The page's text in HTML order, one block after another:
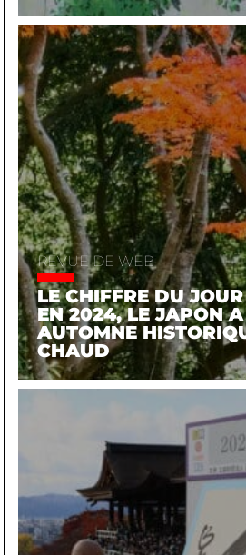
REVUE DE WEB
LE CHIFFRE DU JOUR
EN 2024, LE JAPON
AUTOMNE
CHAUD